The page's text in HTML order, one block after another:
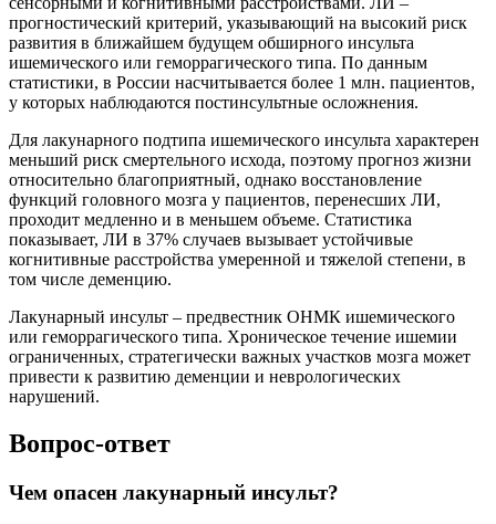
прогностический критерий, указывающий на высокий риск
развития в ближайшем будущем обширного инсульта
ишемического или геморрагического типа. По данным
статистики, в России насчитывается более 1 млн. пациентов,
у которых наблюдаются постинсультные осложнения.
Для лакунарного подтипа ишемического инсульта характерен
меньший риск смертельного исхода, поэтому прогноз жизни
относительно благоприятный, однако восстановление
функций головного мозга у пациентов, перенесших ЛИ,
проходит медленно и в меньшем объеме. Статистика
показывает, ЛИ в 37% случаев вызывает устойчивые
когнитивные расстройства умеренной и тяжелой степени, в
том числе деменцию.
Лакунарный инсульт – предвестник ОНМК ишемического
или геморрагического типа. Хроническое течение ишемии
ограниченных, стратегически важных участков мозга может
привести к развитию деменции и неврологических
нарушений.
Вопрос-ответ
Чем опасен лакунарный инсульт?